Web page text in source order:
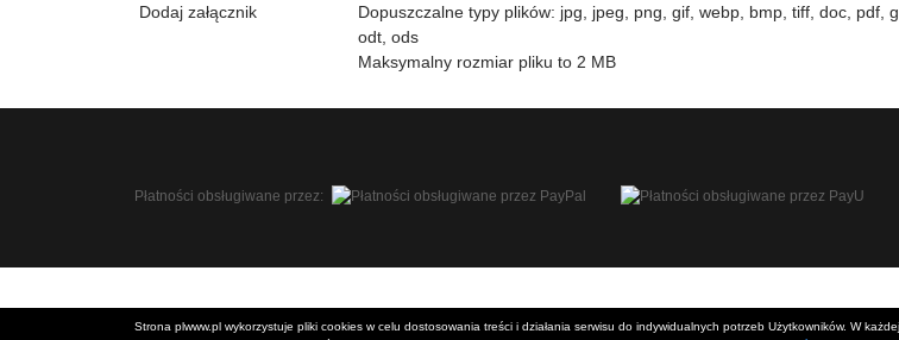
Dodaj załącznik
Dopuszczalne typy plików: jpg, jpeg, png, gif, webp, bmp, tiff, doc, pdf,
odt, ods
Maksymalny rozmiar pliku to 2 MB
Płatności obsługiwane przez:
Strona plwww.pl wykorzystuje pliki cookies w celu dostosowania treści i działania serwisu do indywidualnych potrzeb Użytkowników. W